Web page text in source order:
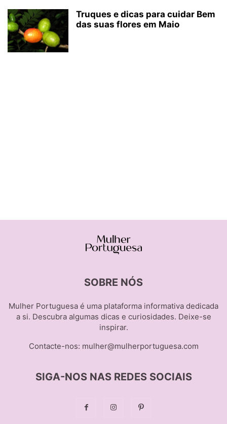
Truques e dicas para cuidar Bem
das suas flores em Maio
SOBRE NÓS
Mulher Portuguesa é uma plataforma informativa dedicada
a si. Descubra algumas dicas e curiosidades. Deixe-se
inspirar.
Contacte-nos: mulher@mulherportuguesa.com
SIGA-NOS NAS REDES SOCIAIS